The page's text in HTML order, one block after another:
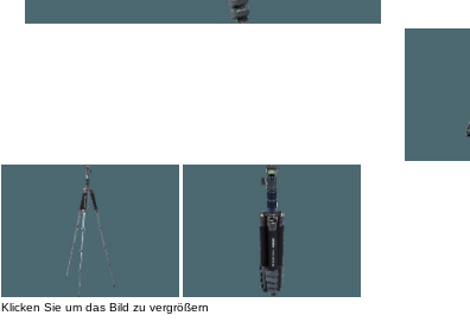
Klicken Sie um das Bild zu vergrößern